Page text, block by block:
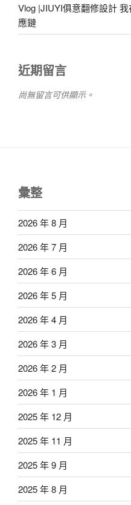
Vlog |JIUYI俱意翻修設計
應鏈
近期留言
尚無留言可供顯示。
彙整
2026 年 8 月
2026 年 7 月
2026 年 6 月
2026 年 5 月
2026 年 4 月
2026 年 3 月
2026 年 2 月
2026 年 1 月
2025 年 12 月
2025 年 11 月
2025 年 9 月
2025 年 8 月